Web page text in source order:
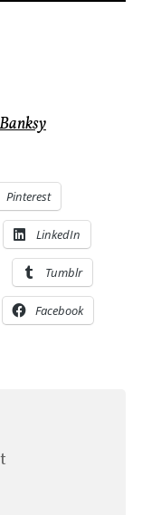
Pinterest
LinkedIn
Tumblr
Facebook